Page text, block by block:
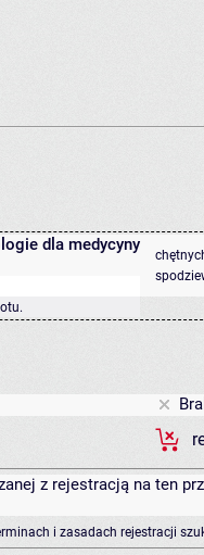
dla medycyny
.
z rejestracją na ten
i zasadach rejestracji